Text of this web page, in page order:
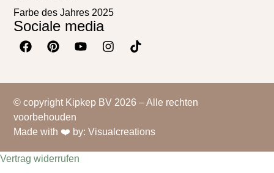
Farbe des Jahres 2025
Sociale media
© copyright Kipkep BV 2026 – Alle rechten
voorbehouden
Made with ❤️ by: Visualcreations
Vertrag widerrufen